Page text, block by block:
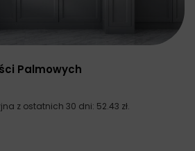
Palmowych
z ostatnich 30 dni: 52.43 zł.